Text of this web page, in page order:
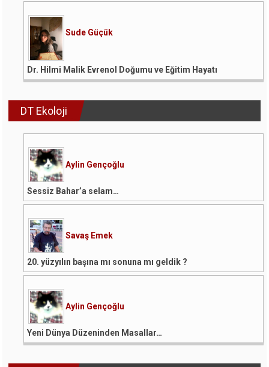
Sude Güçük
Dr. Hilmi Malik Evrenol Doğumu ve Eğitim Hayatı
DT Ekoloji
Aylin Gençoğlu
Sessiz Bahar’a selam…
Savaş Emek
20. yüzyılın başına mı sonuna mı geldik ?
Aylin Gençoğlu
Yeni Dünya Düzeninden Masallar…